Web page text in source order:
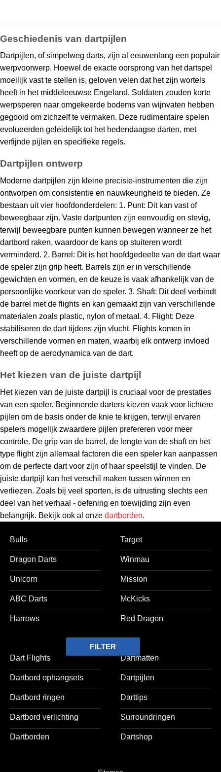
FILTER
Geschiedenis van dartpijlen
Dartpijlen, of simpelweg darts, zijn al eeuwenlang een populair
werpvoorwerp. Hoewel de exacte oorsprong van het dartspel
moeilijk vast te stellen is, geloven velen dat het zijn wortels
heeft in het middeleeuwse Engeland. Soldaten zouden korte
werpsperen naar omgekeerde bodems van wijnvaten hebben
gegooid om zichzelf te vermaken. Deze rudimentaire spelen
evolueerden geleidelijk tot het hedendaagse darten, met
verfijnde pijlen en specifieke regels.
Dartpijlen ontwerp
Moderne dartpijlen zijn kleine precisie-instrumenten die zijn
ontworpen om consistentie en nauwkeurigheid te bieden. Ze
bestaan uit vier hoofdonderdelen: 1. Punt: Dit kan vast of
beweegbaar zijn. Vaste dartpunten zijn eenvoudig en stevig,
terwijl beweegbare punten kunnen bewegen wanneer ze het
dartbord raken, waardoor de kans op stuiteren wordt
verminderd. 2. Barrel: Dit is het hoofdgedeelte van de dart waar
de speler zijn grip heeft. Barrels zijn er in verschillende
gewichten en vormen, en de keuze is vaak afhankelijk van de
persoonlijke voorkeur van de speler. 3. Shaft: Dit deel verbindt
de barrel met de flights en kan gemaakt zijn van verschillende
materialen zoals plastic, nylon of metaal. 4. Flight: Deze
stabiliseren de dart tijdens zijn vlucht. Flights komen in
verschillende vormen en maten, waarbij elk ontwerp invloed
heeft op de aerodynamica van de dart.
Het kiezen van de juiste dartpijl
Het kiezen van de juiste dartpijl is cruciaal voor de prestaties
van een speler. Beginnende darters kiezen vaak voor lichtere
pijlen om de basis onder de knie te krijgen, terwijl ervaren
spelers mogelijk zwaardere pijlen prefereren voor meer
controle. De grip van de barrel, de lengte van de shaft en het
type flight zijn allemaal factoren die een speler kan aanpassen
om de perfecte dart voor zijn of haar speelstijl te vinden. De
juiste dartpijl kan het verschil maken tussen winnen en
verliezen. Zoals bij veel sporten, is de uitrusting slechts een
deel van het verhaal - oefening en toewijding zijn even
belangrijk. Bekijk ook al onze dartborden.
Bulls
Dragon Darts
Unicorn
ABC Darts
Harrows
Target
Winmau
Mission
McKicks
Red Dragon
Dart Flights
Dartbord ophangsets
Dartbord ringen
Dartbord verlichting
Dartborden
Dartmatten
Dartpijlen
Darttips
Surroundringen
Dartshop